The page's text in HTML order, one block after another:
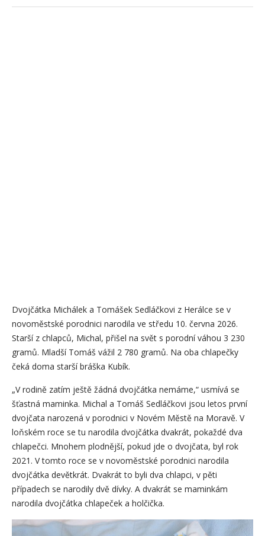
Dvojčátka Michálek a Tomášek Sedláčkovi z Herálce se v
novoměstské porodnici narodila ve středu 10. června 2026.
Starší z chlapců, Michal, přišel na svět s porodní váhou 3 230
gramů. Mladší Tomáš vážil 2 780 gramů. Na oba chlapečky
čeká doma starší bráška Kubík.
„V rodině zatím ještě žádná dvojčátka nemáme,“ usmívá se
šťastná maminka. Michal a Tomáš Sedláčkovi jsou letos první
dvojčata narozená v porodnici v Novém Městě na Moravě. V
loňském roce se tu narodila dvojčátka dvakrát, pokaždé dva
chlapečci. Mnohem plodnější, pokud jde o dvojčata, byl rok
2021. V tomto roce se v novoměstské porodnici narodila
dvojčátka devětkrát. Dvakrát to byli dva chlapci, v pěti
případech se narodily dvě dívky. A dvakrát se maminkám
narodila dvojčátka chlapeček a holčička.